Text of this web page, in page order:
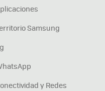
Samsung
y Redes